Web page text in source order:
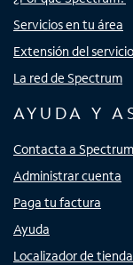
Servicios en tu área
Extensión del
La red de Spectrum
AYUDA Y
Contacta a Spectrum
Administrar cuenta
Paga tu factura
Ayuda
Localizador de